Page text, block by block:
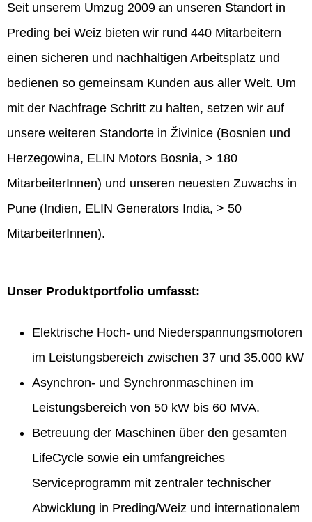
Seit unserem Umzug 2009 an unseren Standort in
Preding bei Weiz bieten wir rund 440 Mitarbeitern
einen sicheren und nachhaltigen Arbeitsplatz und
bedienen so gemeinsam Kunden aus aller Welt. Um
mit der Nachfrage Schritt zu halten, setzen wir auf
unsere weiteren Standorte in Živinice (Bosnien und
Herzegowina, ELIN Motors Bosnia, > 180
MitarbeiterInnen) und unseren neuesten Zuwachs in
Pune (Indien, ELIN Generators India, > 50
MitarbeiterInnen).
Unser Produktportfolio umfasst:
Elektrische Hoch- und Niederspannungsmotoren
im Leistungsbereich zwischen 37 und 35.000 kW
Asynchron- und Synchronmaschinen im
Leistungsbereich von 50 kW bis 60 MVA.
Betreuung der Maschinen über den gesamten
LifeCycle sowie ein umfangreiches
Serviceprogramm mit zentraler technischer
Abwicklung in Preding/Weiz und internationalem